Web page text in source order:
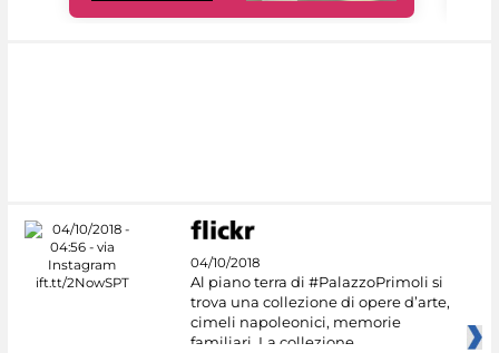
04/10/2018
Al piano terra di #PalazzoPrimoli si
trova una collezione di opere d’arte,
cimeli napoleonici, memorie
familiari. La collezione